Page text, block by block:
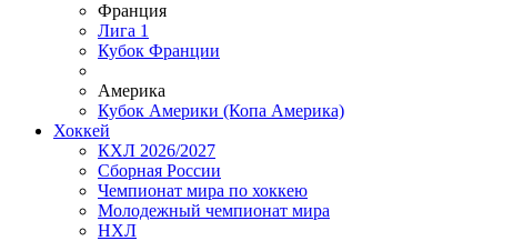
Франция
Лига 1
Кубок Франции
Америка
Кубок Америки (Копа Америка)
Хоккей
КХЛ 2026/2027
Сборная России
Чемпионат мира по хоккею
Молодежный чемпионат мира
НХЛ